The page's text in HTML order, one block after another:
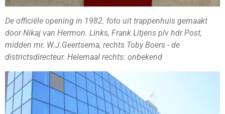
De officiële opening in 1982. foto uit trappenhuis gemaakt
door Nikaj van Hermon. Links, Frank Litjens plv hdr Post,
midden mr. W.J.Geertsema, rechts Toby Boers - de
districtsdirecteur. Helemaal rechts: onbekend